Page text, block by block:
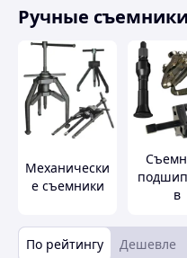
Ручные съемники
Механически
е съемники
в
По рейтингу Дешевле